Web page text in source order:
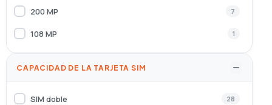
200 MP 7
108 MP 1
CAPACIDAD DE LA TARJETA SIM
SIM doble 28